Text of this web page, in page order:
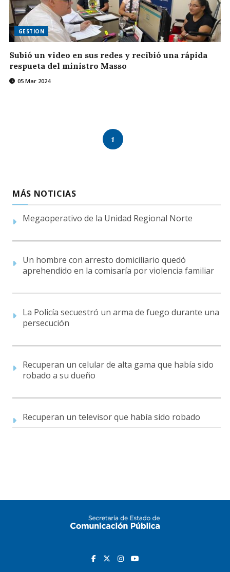
GESTION
Subió un video en sus redes y recibió una rápida
respueta del ministro Masso
05 Mar 2024
1
MÁS NOTICIAS
Megaoperativo de la Unidad Regional Norte
Un hombre con arresto domiciliario quedó
aprehendido en la comisaría por violencia familiar
La Policía secuestró un arma de fuego durante una
persecución
Recuperan un celular de alta gama que había sido
robado a su dueño
Recuperan un televisor que había sido robado